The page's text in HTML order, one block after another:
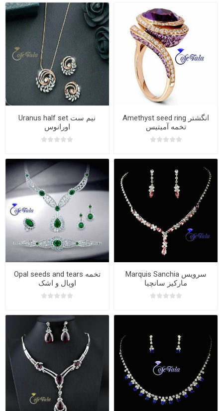
Uranus half set نیم ست
اورانوس
Amethyst seed ring انگشتر
تخمه آمیتیس
Opal seeds and tears تخمه
اوپال و اشک
Marquis Sanchia سرویس
مارکیز سانچیا